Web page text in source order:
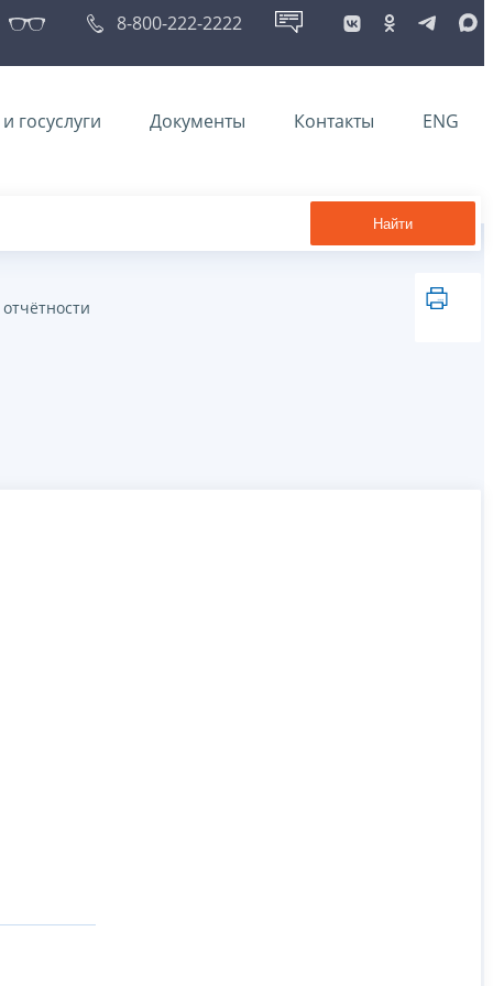
8-800-222-2222
госуслуги Документы Контакты ENG
Найти